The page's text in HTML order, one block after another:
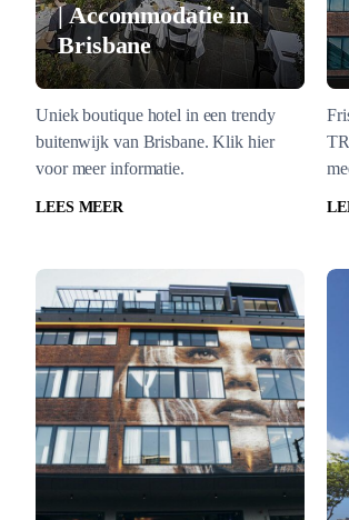
| Accommodatie in
Brisbane
Uniek boutique hotel in een trendy
buitenwijk van Brisbane. Klik hier
voor meer informatie.
LEES MEER